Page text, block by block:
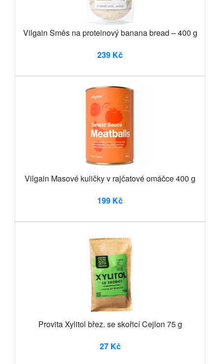
Vilgain Směs na proteinový banana bread – 400 g
239 Kč
Vilgain Masové kuličky v rajčatové omáčce 400 g
199 Kč
Provita Xylitol břez. se skořicí Cejlon 75 g
27 Kč